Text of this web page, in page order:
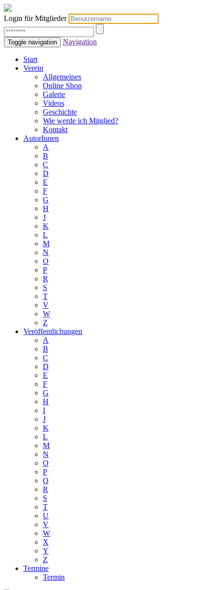
Login für Mitglieder
Toggle navigation Navigation
Start
Verein
Allgemeines
Online Shop
Galerie
Videos
Geschichte
Wie werde ich Mitglied?
Kontakt
AutorInnen
A
B
C
D
E
F
G
H
J
K
L
M
N
O
P
R
S
T
V
W
Z
Veröffentlichungen
A
B
C
D
E
F
G
H
I
J
K
L
M
N
O
P
Q
R
S
T
U
V
W
X
Y
Z
Termine
Termin